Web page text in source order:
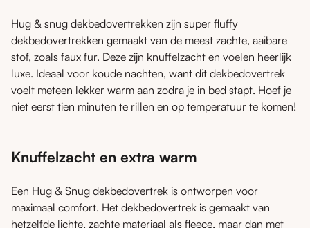
Hug & snug dekbedovertrekken zijn super fluffy
dekbedovertrekken gemaakt van de meest zachte, aaibare
stof, zoals faux fur. Deze zijn knuffelzacht en voelen heerlijk
luxe. Ideaal voor koude nachten, want dit dekbedovertrek
voelt meteen lekker warm aan zodra je in bed stapt. Hoef je
niet eerst tien minuten te rillen en op temperatuur te komen!
Knuffelzacht en extra warm
Een Hug & Snug dekbedovertrek is ontworpen voor
maximaal comfort. Het dekbedovertrek is gemaakt van
hetzelfde lichte, zachte materiaal als fleece, maar dan met